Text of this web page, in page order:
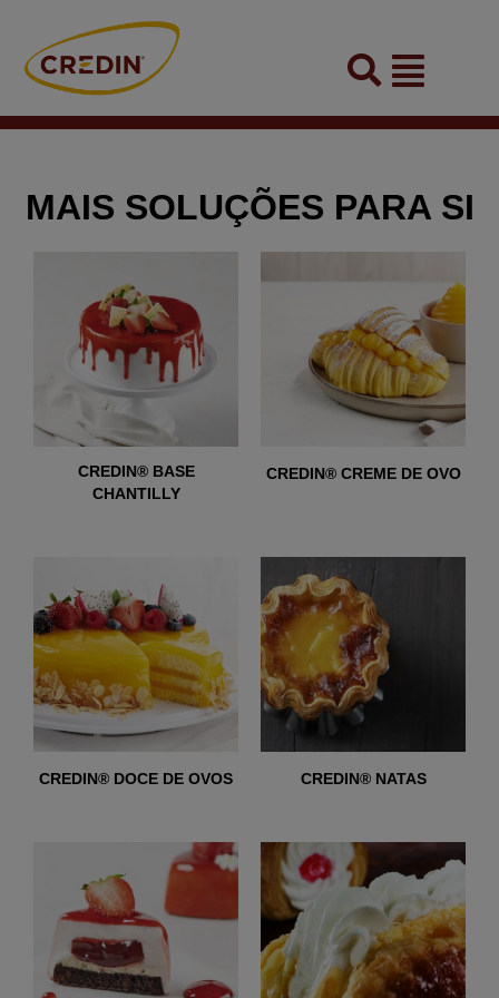
content
Flyout
Menu
MAIS SOLUÇÕES PARA SI
CREDIN® BASE
CHANTILLY
CREDIN® CREME DE OVO
CREDIN® DOCE DE OVOS CREDIN® NATAS